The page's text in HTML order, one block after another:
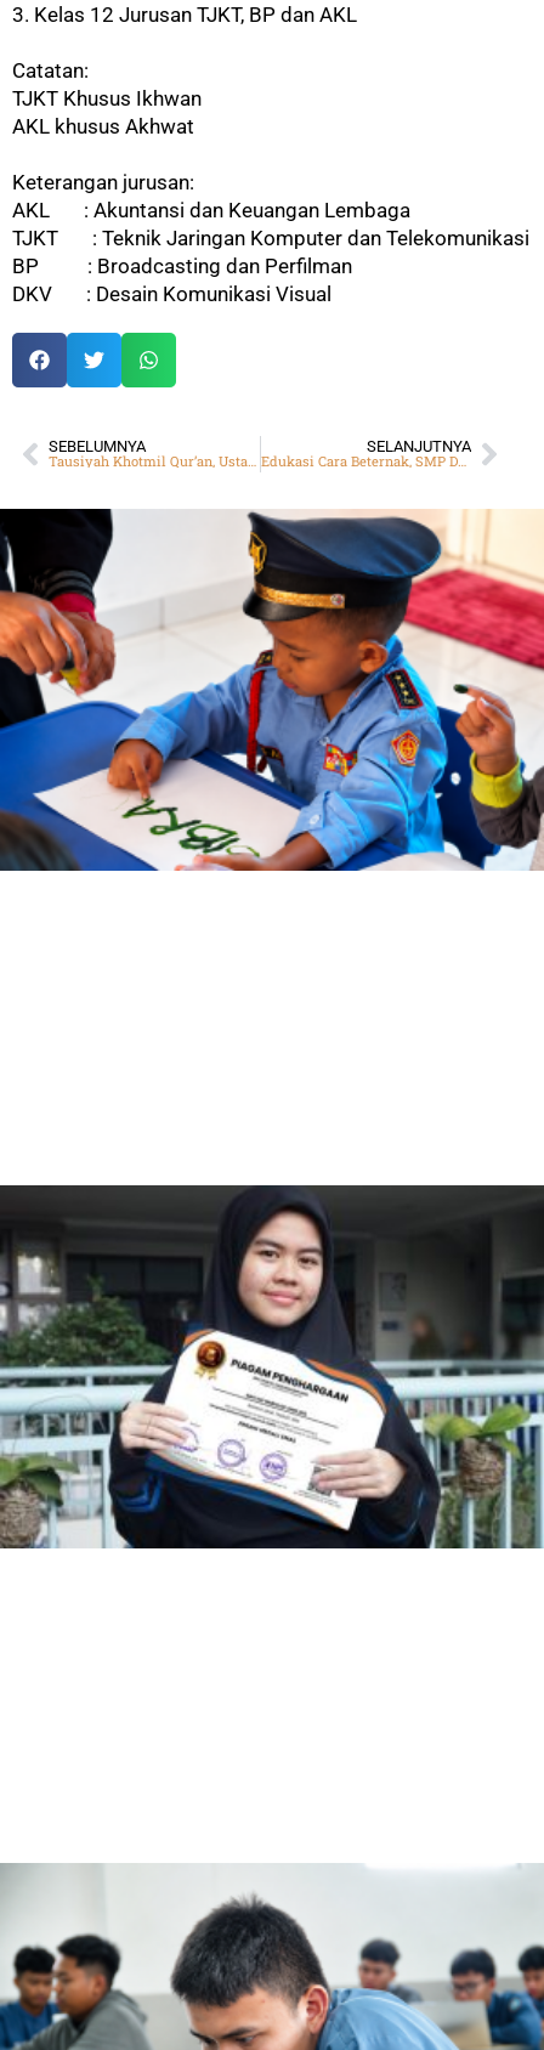
3. Kelas 12 Jurusan TJKT, BP dan AKL
Catatan:
TJKT Khusus Ikhwan
AKL khusus Akhwat
Keterangan jurusan:
AKL : Akuntansi dan Keuangan Lembaga
TJKT : Teknik Jaringan Komputer dan Telekomunikasi
BP : Broadcasting dan Perfilman
DKV : Desain Komunikasi Visual
SEBELUMNYA
Tausiyah Khotmil Qur’an, Ustadz Sapria : Ada Momen Allah Hilangkan Ayat Al-Quran dari Mushaf Itu
SELANJUTNYA
Edukasi Cara Beternak, SMP DTBS Batam Terima Hibah 3000 Ekor Lele dari Orang Tua Santri